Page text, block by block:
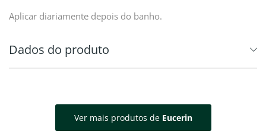
Aplicar diariamente depois do banho.
Dados do produto
Ver mais produtos de Eucerin